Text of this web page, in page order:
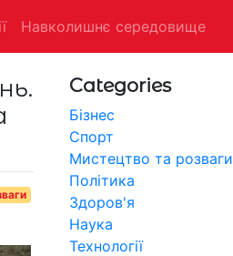
Навколишнє середовище
Categories
Бізнес
Спорт
Мистецтво та розваги
Політика
Здоров'я
Наука
Технології